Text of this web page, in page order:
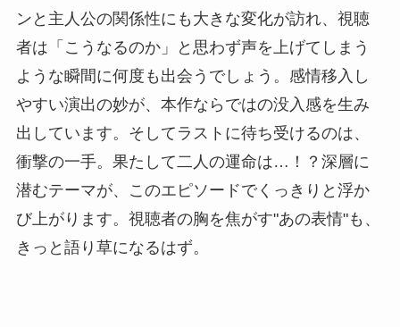
ンと主人公の関係性にも大きな変化が訪れ、視聴
者は「こうなるのか」と思わず声を上げてしまう
ような瞬間に何度も出会うでしょう。感情移入し
やすい演出の妙が、本作ならではの没入感を生み
出しています。そしてラストに待ち受けるのは、
衝撃の一手。果たして二人の運命は…！？深層に
潜むテーマが、このエピソードでくっきりと浮か
び上がります。視聴者の胸を焦がす"あの表情"も、
きっと語り草になるはず。